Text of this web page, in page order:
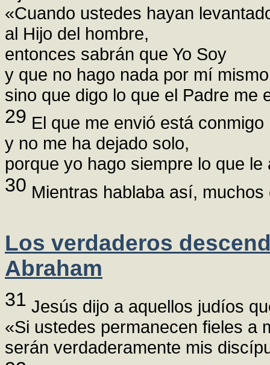
«Cuando ustedes hayan
al Hijo del hombre,
entonces sabrán que Yo Soy
y que no hago nada por mí
sino que digo lo que el Padre me
29 El que me envió está conmigo
y no me ha dejado solo,
porque yo hago siempre lo que le
30 Mientras hablaba así,
Los verdaderos
Abraham
31 Jesús dijo a aquellos judíos
«Si ustedes permanecen fieles a
serán verdaderamente mis